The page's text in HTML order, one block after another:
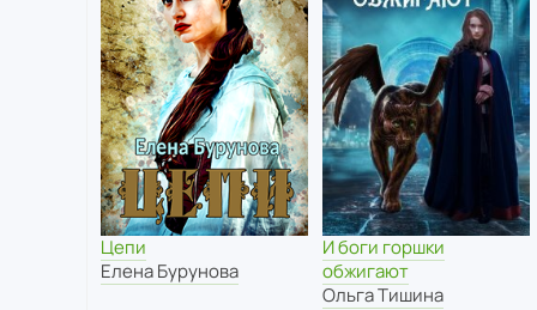
Цепи
Елена Бурунова
И боги горшки
обжигают
Ольга Тишина